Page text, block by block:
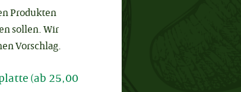
Produkten
sollen. Wir
Vorschlag.
(ab 25,00